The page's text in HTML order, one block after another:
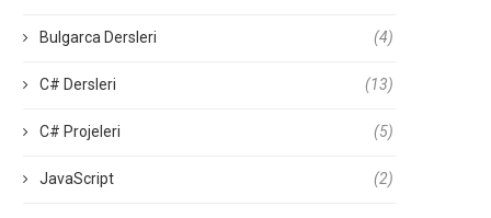
Bulgarca Dersleri (4)
C# Dersleri (13)
C# Projeleri (5)
JavaScript (2)